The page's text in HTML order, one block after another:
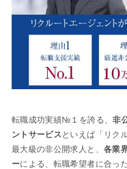
転職成功実績№１を誇る、非
ントサービスといえば「リク
最大級の非公開求人と、 各業
ーによる、転職希望者に合っ